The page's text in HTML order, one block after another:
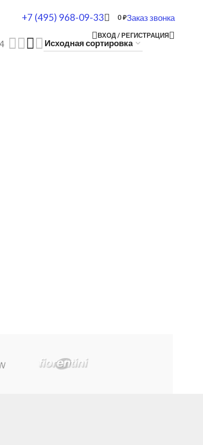
+7 (495) 968-09-33 0₽Заказ звонка
ВХОД / РЕГИСТРАЦИЯ